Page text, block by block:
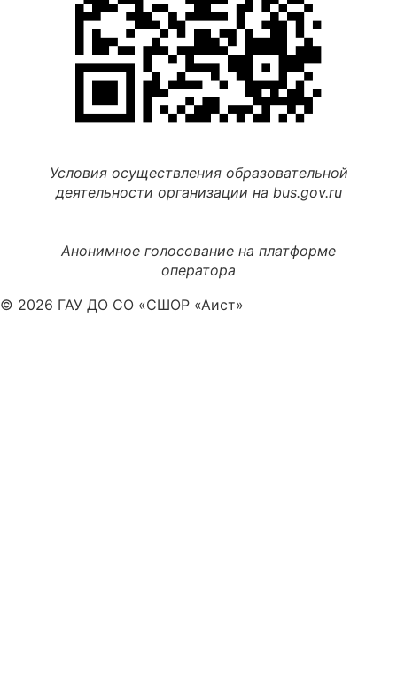
Условия осуществления образовательной
деятельности организации на bus.gov.ru
Анонимное голосование на платформе
оператора
© 2026 ГАУ ДО СО «СШОР «Аист»